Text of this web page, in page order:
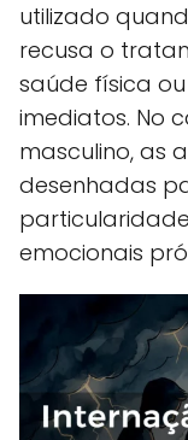
utilizado
recusa o
saúde física
imediatos. No
masculino, as
desenhadas
emocionais